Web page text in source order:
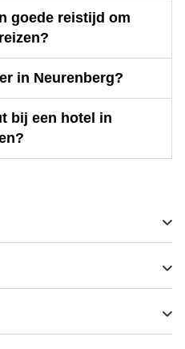
goede reistijd om
in Neurenberg?
bij een hotel in